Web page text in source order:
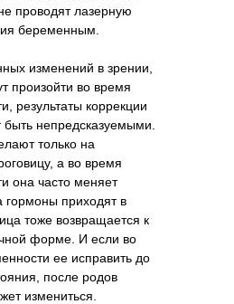
проводят лазерную
беременным.
изменений в зрении,
произойти во время
результаты коррекции
быть непредсказуемыми.
только на
а во время
она часто меняет
гормоны приходят в
тоже возвращается к
форме. И если во
ее исправить до
после родов
измениться.